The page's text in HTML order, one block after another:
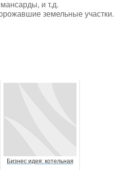
и т.д.
земельные участки.
Бизнес идея: котельная